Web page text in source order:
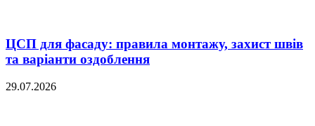
ЦСП для фасаду: правила монтажу, захист швів
та варіанти оздоблення
29.07.2026